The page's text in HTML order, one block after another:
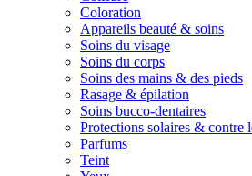
Coloration
Appareils beauté & soins
Soins du visage
Soins du corps
Soins des mains & des pieds
Rasage & épilation
Soins bucco-dentaires
Protections solaires & contre
Parfums
Teint